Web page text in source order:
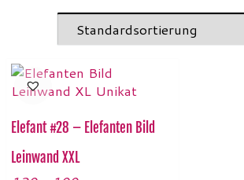
Elefant #28 – Elefanten Bild
Leinwand XXL